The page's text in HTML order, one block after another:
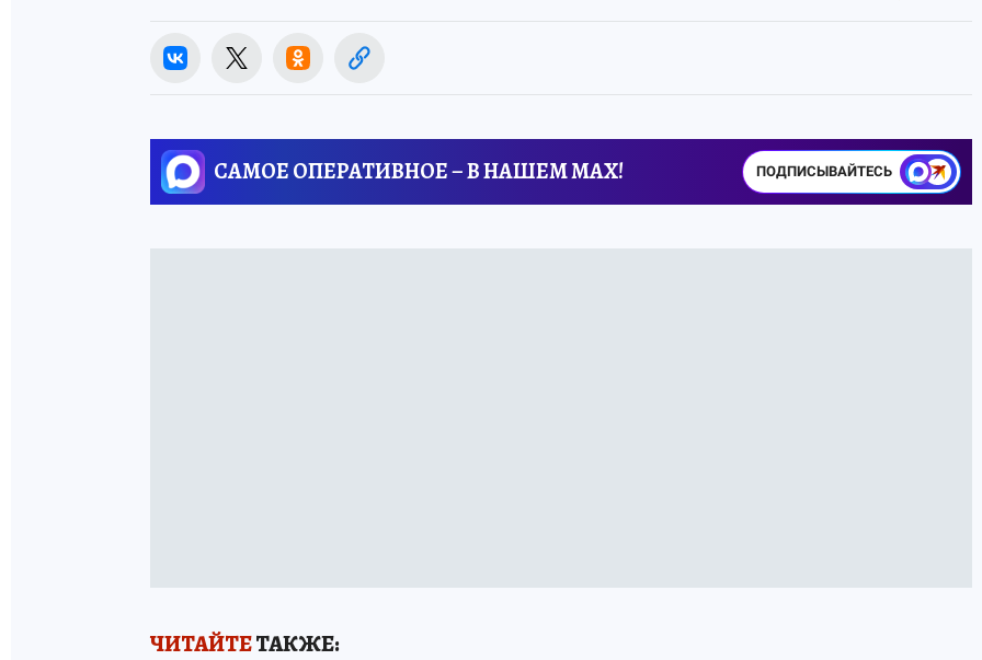
САМОЕ ОПЕРАТИВНОЕ – В НАШЕМ MAX! ПОДПИСЫВАЙТЕСЬ
ЧИТАЙТЕТАКЖЕ: